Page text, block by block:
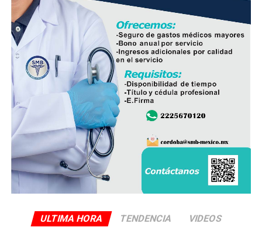
derivadas de fallas en la red.
Con esta ampliación, las autoridades municipales buscan
fortalecer la infraestructura hidráulica en las
comunidades rurales y mejorar el acceso al agua potable
para cientos de familias que durante años enfrentaron
un servicio irregular.
ULTIMA HORA TENDENCIA VIDEOS